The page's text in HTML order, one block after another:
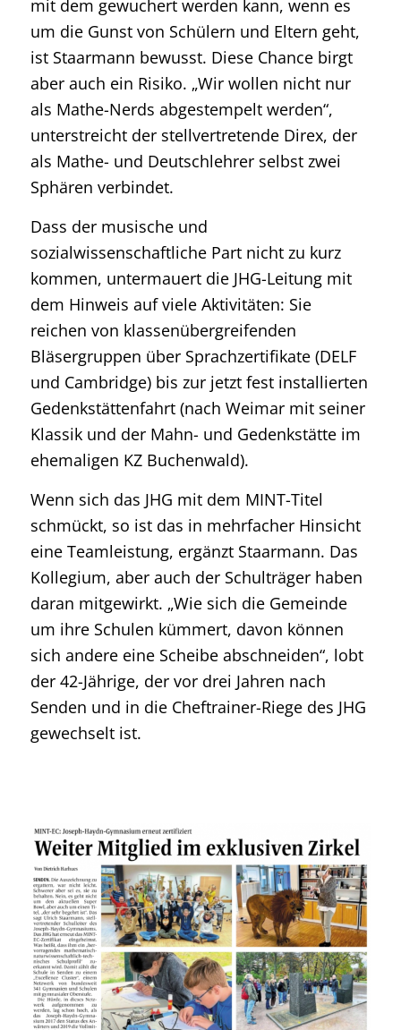
mit dem gewuchert werden kann, wenn es
um die Gunst von Schülern und Eltern geht,
ist Staarmann bewusst. Diese Chance birgt
aber auch ein Risiko. „Wir wollen nicht nur
als Mathe-Nerds abgestempelt werden“,
unterstreicht der stellvertretende Direx, der
als Mathe- und Deutschlehrer selbst zwei
Sphären verbindet.
Dass der musische und
sozialwissenschaftliche Part nicht zu kurz
kommen, untermauert die JHG-Leitung mit
dem Hinweis auf viele Aktivitäten: Sie
reichen von klassenübergreifenden
Bläsergruppen über Sprachzertifikate (DELF
und Cambridge) bis zur jetzt fest installierten
Gedenkstättenfahrt (nach Weimar mit seiner
Klassik und der Mahn- und Gedenkstätte im
ehemaligen KZ Buchenwald).
Wenn sich das JHG mit dem MINT-Titel
schmückt, so ist das in mehrfacher Hinsicht
eine Teamleistung, ergänzt Staarmann. Das
Kollegium, aber auch der Schulträger haben
daran mitgewirkt. „Wie sich die Gemeinde
um ihre Schulen kümmert, davon können
sich andere eine Scheibe abschneiden“, lobt
der 42-Jährige, der vor drei Jahren nach
Senden und in die Cheftrainer-Riege des JHG
gewechselt ist.